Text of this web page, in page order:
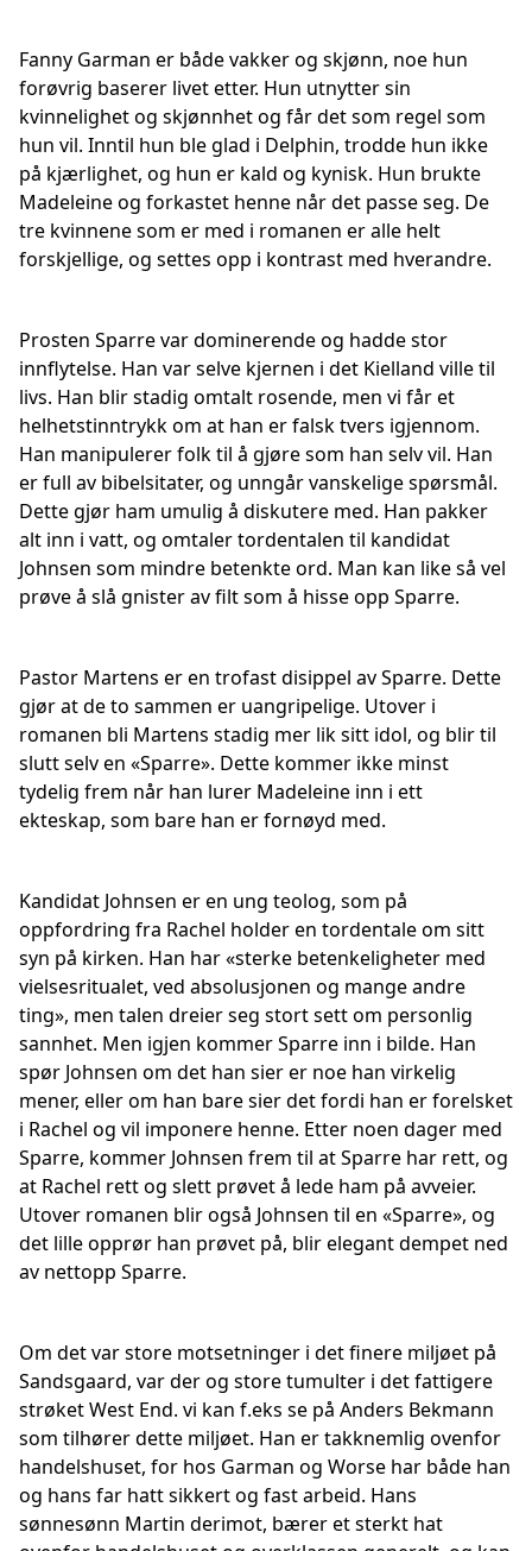
Fanny Garman er både vakker og skjønn, noe hun
forøvrig baserer livet etter. Hun utnytter sin
kvinnelighet og skjønnhet og får det som regel som
hun vil. Inntil hun ble glad i Delphin, trodde hun ikke
på kjærlighet, og hun er kald og kynisk. Hun brukte
Madeleine og forkastet henne når det passe seg. De
tre kvinnene som er med i romanen er alle helt
forskjellige, og settes opp i kontrast med hverandre.
Prosten Sparre var dominerende og hadde stor
innflytelse. Han var selve kjernen i det Kielland ville til
livs. Han blir stadig omtalt rosende, men vi får et
helhetstinntrykk om at han er falsk tvers igjennom.
Han manipulerer folk til å gjøre som han selv vil. Han
er full av bibelsitater, og unngår vanskelige spørsmål.
Dette gjør ham umulig å diskutere med. Han pakker
alt inn i vatt, og omtaler tordentalen til kandidat
Johnsen som mindre betenkte ord. Man kan like så vel
prøve å slå gnister av filt som å hisse opp Sparre.
Pastor Martens er en trofast disippel av Sparre. Dette
gjør at de to sammen er uangripelige. Utover i
romanen bli Martens stadig mer lik sitt idol, og blir til
slutt selv en «Sparre». Dette kommer ikke minst
tydelig frem når han lurer Madeleine inn i ett
ekteskap, som bare han er fornøyd med.
Kandidat Johnsen er en ung teolog, som på
oppfordring fra Rachel holder en tordentale om sitt
syn på kirken. Han har «sterke betenkeligheter med
vielsesritualet, ved absolusjonen og mange andre
ting», men talen dreier seg stort sett om personlig
sannhet. Men igjen kommer Sparre inn i bilde. Han
spør Johnsen om det han sier er noe han virkelig
mener, eller om han bare sier det fordi han er forelsket
i Rachel og vil imponere henne. Etter noen dager med
Sparre, kommer Johnsen frem til at Sparre har rett, og
at Rachel rett og slett prøvet å lede ham på avveier.
Utover romanen blir også Johnsen til en «Sparre», og
det lille opprør han prøvet på, blir elegant dempet ned
av nettopp Sparre.
Om det var store motsetninger i det finere miljøet på
Sandsgaard, var der og store tumulter i det fattigere
strøket West End. vi kan f.eks se på Anders Bekmann
som tilhører dette miljøet. Han er takknemlig ovenfor
handelshuset, for hos Garman og Worse har både han
og hans far hatt sikkert og fast arbeid. Hans
sønnesønn Martin derimot, bærer et sterkt hat